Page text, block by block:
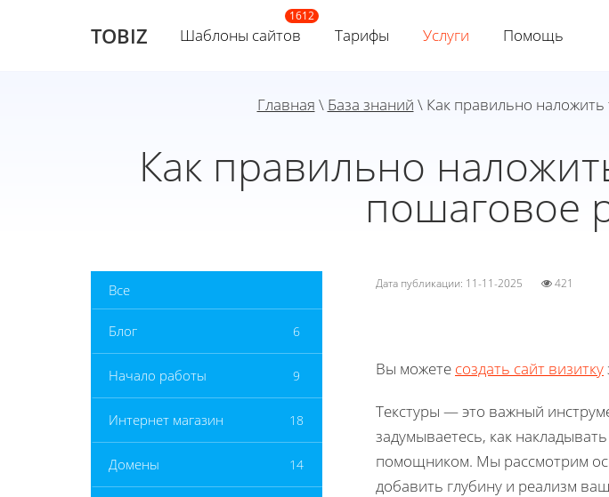
TOBIZ Шаблоны сайтов Тарифы Услуги Помощь
Главная \ База знаний \ Как правильно
Как правильно
пошаговое
Все
Блог 6
Начало работы 9
Интернет магазин 18
Домены 14
Дата публикации: 11-11-2025 421
Вы можете создать сайт визитку
Текстуры — это важный
задумываетесь, как
помощником. Мы рассмотрим
добавить глубину и реализм